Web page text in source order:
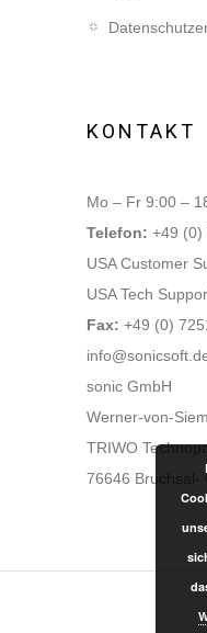
KONTAKT
Mo – Fr 9:00 –
Telefon: +49 (0)
USA Customer
USA Tech
Fax: +49 (0)
sonic GmbH
Werner-von-
TRIWO
76646 Bruchsal-